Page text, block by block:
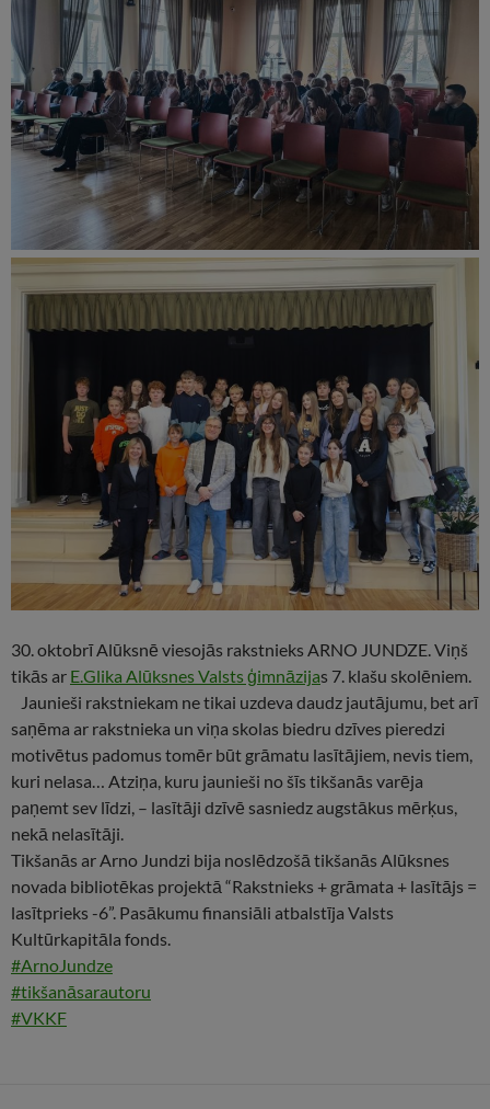
30. oktobrī Alūksnē viesojās rakstnieks ARNO JUNDZE. Viņš
tikās ar E.Glika Alūksnes Valsts ģimnāzijas 7. klašu skolēniem.
Jaunieši rakstniekam ne tikai uzdeva daudz jautājumu, bet arī
saņēma ar rakstnieka un viņa skolas biedru dzīves pieredzi
motivētus padomus tomēr būt grāmatu lasītājiem, nevis tiem,
kuri nelasa… Atziņa, kuru jaunieši no šīs tikšanās varēja
paņemt sev līdzi, – lasītāji dzīvē sasniedz augstākus mērķus,
nekā nelasītāji.
Tikšanās ar Arno Jundzi bija noslēdzošā tikšanās Alūksnes
novada bibliotēkas projektā “Rakstnieks + grāmata + lasītājs =
lasītprieks -6”. Pasākumu finansiāli atbalstīja Valsts
Kultūrkapitāla fonds.
#ArnoJundze
#tikšanāsarautoru
#VKKF